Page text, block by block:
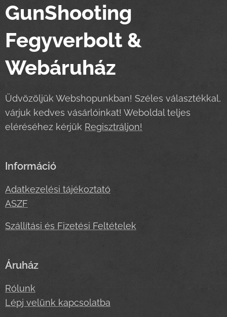
GunShooting
Fegyverbolt &
Webáruház
Üdvözöljük Webshopunkban! Széles választékkal,
várjuk kedves vásárlóinkat! Weboldal teljes
eléréséhez kérjük Regisztráljon!
Információ
Adatkezelési tájékoztató
ASZF
Szállítási és Fizetési Feltételek
Áruház
Rólunk
Lépj velünk kapcsolatba